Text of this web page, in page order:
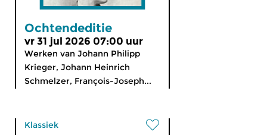
Ochtendeditie
vr 31 jul 2026 07:00 uur
Werken van Johann Philipp
Krieger, Johann Heinrich
Schmelzer, François-Joseph...
Klassiek